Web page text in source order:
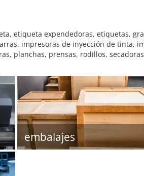
etiqueta expendedoras, etiquetas,
impresoras de inyección de tinta,
planchas, prensas, rodillos,
embalajes